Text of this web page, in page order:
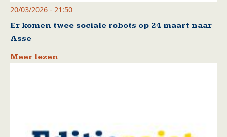
20/03/2026 - 21:50
Er komen twee sociale robots op 24 maart naar
Asse
Meer lezen